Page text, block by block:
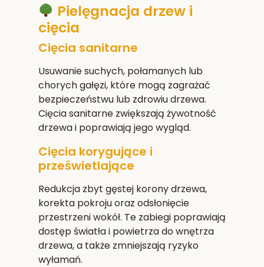
Pielęgnacja drzew i
cięcia
Cięcia sanitarne
Usuwanie suchych, połamanych lub
chorych gałęzi, które mogą zagrażać
bezpieczeństwu lub zdrowiu drzewa.
Cięcia sanitarne zwiększają żywotność
drzewa i poprawiają jego wygląd.
Cięcia korygujące i
prześwietlające
Redukcja zbyt gęstej korony drzewa,
korekta pokroju oraz odsłonięcie
przestrzeni wokół. Te zabiegi poprawiają
dostęp światła i powietrza do wnętrza
drzewa, a także zmniejszają ryzyko
wyłamań.